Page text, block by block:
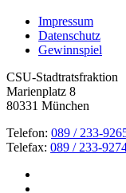
Impressum
Datenschutz
Gewinnspiel
CSU-Stadtratsfraktion
Marienplatz 8
80331 München
Telefon: 089 / 233-
Telefax: 089 / 233-